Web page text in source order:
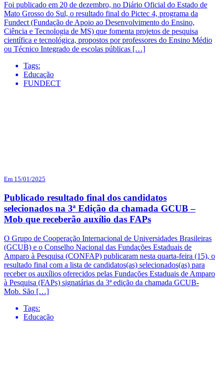
Foi publicado em 20 de dezembro, no Diário Oficial do Estado de
Mato Grosso do Sul, o resultado final do Pictec 4, programa da
Fundect (Fundação de Apoio ao Desenvolvimento do Ensino,
Ciência e Tecnologia de MS) que fomenta projetos de pesquisa
científica e tecnológica, propostos por professores do Ensino Médio
ou Técnico Integrado de escolas públicas […]
Tags:
Educação
FUNDECT
Em 15/01/2025
Publicado resultado final dos candidatos
selecionados na 3ª Edição da chamada GCUB –
Mob que receberão auxílio das FAPs
O Grupo de Cooperação Internacional de Universidades Brasileiras
(GCUB) e o Conselho Nacional das Fundações Estaduais de
Amparo à Pesquisa (CONFAP) publicaram nesta quarta-feira (15), o
resultado final com a lista de candidatos(as) selecionados(as) para
receber os auxílios oferecidos pelas Fundações Estaduais de Amparo
à Pesquisa (FAPs) signatárias da 3ª edição da chamada GCUB-
Mob. São […]
Tags:
Educação